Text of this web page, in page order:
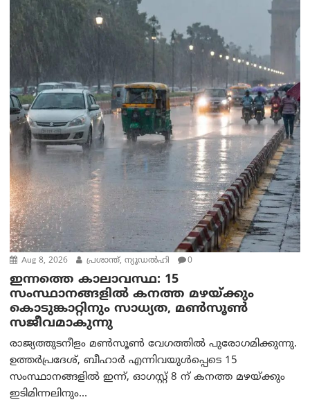
Aug 8, 2026 പ്രശാന്ത്, ന്യൂഡല്‍ഹി 0
ഇന്നത്തെ കാലാവസ്ഥ: 15
സംസ്ഥാനങ്ങളിൽ കനത്ത മഴയ്ക്കും
കൊടുങ്കാറ്റിനും സാധ്യത, മൺസൂൺ
സജീവമാകുന്നു
രാജ്യത്തുടനീളം മൺസൂൺ വേഗത്തിൽ പുരോഗമിക്കുന്നു.
ഉത്തർപ്രദേശ്, ബീഹാർ എന്നിവയുൾപ്പെടെ 15
സംസ്ഥാനങ്ങളിൽ ഇന്ന്, ഓഗസ്റ്റ് 8 ന് കനത്ത മഴയ്ക്കും
ഇടിമിന്നലിനും...